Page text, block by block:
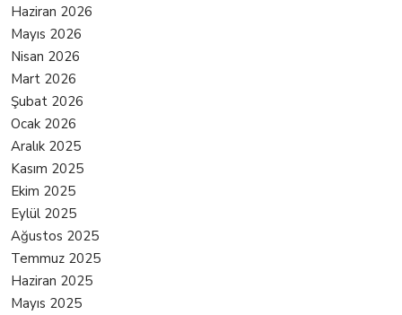
Haziran 2026
Mayıs 2026
Nisan 2026
Mart 2026
Şubat 2026
Ocak 2026
Aralık 2025
Kasım 2025
Ekim 2025
Eylül 2025
Ağustos 2025
Temmuz 2025
Haziran 2025
Mayıs 2025